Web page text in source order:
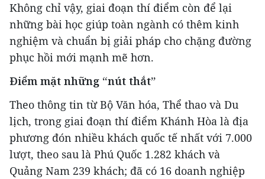
Không chỉ vậy, giai đoạn thí điểm còn để lại
những bài học giúp toàn ngành có thêm kinh
nghiệm và chuẩn bị giải pháp cho chặng đường
phục hồi mới mạnh mẽ hơn.
Điểm mặt những “nút thắt”
Theo thông tin từ Bộ Văn hóa, Thể thao và Du
lịch, trong giai đoạn thí điểm Khánh Hòa là địa
phương đón nhiều khách quốc tế nhất với 7.000
lượt, theo sau là Phú Quốc 1.282 khách và
Quảng Nam 239 khách; đã có 16 doanh nghiệp